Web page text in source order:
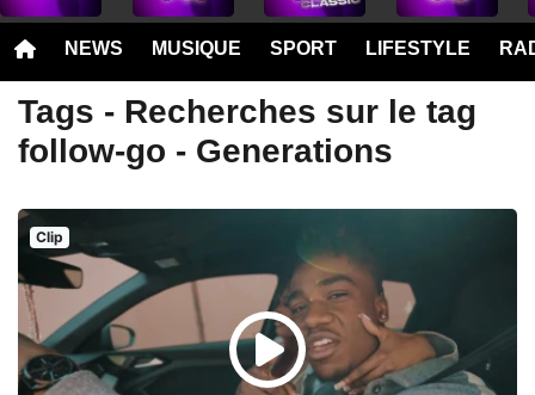
NEWS MUSIQUE SPORT LIFESTYLE
Tags - Recherches sur le tag
follow-go - Generations
Clip